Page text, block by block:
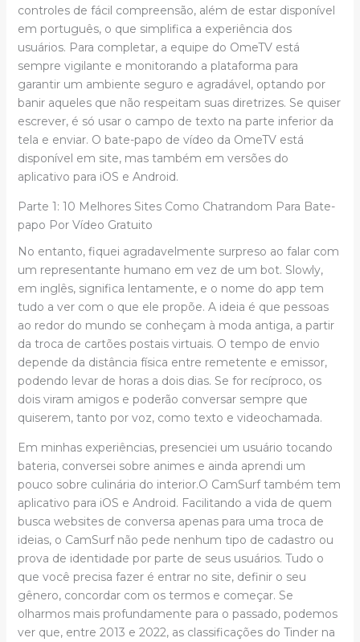
controles de fácil compreensão, além de estar disponível
em português, o que simplifica a experiência dos
usuários. Para completar, a equipe do OmeTV está
sempre vigilante e monitorando a plataforma para
garantir um ambiente seguro e agradável, optando por
banir aqueles que não respeitam suas diretrizes. Se quiser
escrever, é só usar o campo de texto na parte inferior da
tela e enviar. O bate-papo de vídeo da OmeTV está
disponível em site, mas também em versões do
aplicativo para iOS e Android.
Parte 1: 10 Melhores Sites Como Chatrandom Para Bate-
papo Por Vídeo Gratuito
No entanto, fiquei agradavelmente surpreso ao falar com
um representante humano em vez de um bot. Slowly,
em inglês, significa lentamente, e o nome do app tem
tudo a ver com o que ele propõe. A ideia é que pessoas
ao redor do mundo se conheçam à moda antiga, a partir
da troca de cartões postais virtuais. O tempo de envio
depende da distância física entre remetente e emissor,
podendo levar de horas a dois dias. Se for recíproco, os
dois viram amigos e poderão conversar sempre que
quiserem, tanto por voz, como texto e videochamada.
Em minhas experiências, presenciei um usuário tocando
bateria, conversei sobre animes e ainda aprendi um
pouco sobre culinária do interior.O CamSurf também tem
aplicativo para iOS e Android. Facilitando a vida de quem
busca websites de conversa apenas para uma troca de
ideias, o CamSurf não pede nenhum tipo de cadastro ou
prova de identidade por parte de seus usuários. Tudo o
que você precisa fazer é entrar no site, definir o seu
gênero, concordar com os termos e começar. Se
olharmos mais profundamente para o passado, podemos
ver que, entre 2013 e 2022, as classificações do Tinder na